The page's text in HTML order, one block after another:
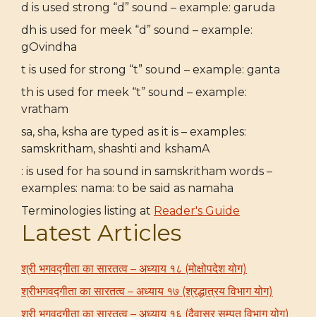
d is used strong “d” sound – example: garuda
dh is used for meek “d” sound – example:
gOvindha
t is used for strong “t” sound – example: ganta
th is used for meek “t” sound – example:
vratham
sa, sha, ksha are typed as it is – examples:
samskritham, shashti and kshamA
: is used for ha sound in samskritham words –
examples: nama: to be said as namaha
Terminologies listing at Reader's Guide
Latest Articles
श्री भगवद्गीता का सारतत्व – अध्याय १८ (मोक्षोपदेश योग)
श्रीभगवद्गीता का सारतत्व – अध्याय १७ (श्रद्धात्रय विभाग योग)
श्री भगवद्गीता का सारतत्व – अध्याय १६ (दैवासुर सम्पत् विभाग योग)